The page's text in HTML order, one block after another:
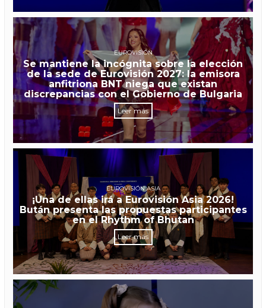
EUROVISIÓN
Se mantiene la incógnita sobre la elección
de la sede de Eurovisión 2027: la emisora
anfitriona BNT niega que existan
discrepancias con el Gobierno de Bulgaria
Leer más
EUROVISIÓN ASIA
¡Una de ellas irá a Eurovisión Asia 2026!
Bután presenta las propuestas participantes
en el Rhythm of Bhutan
Leer más